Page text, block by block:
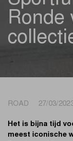
Ronde
ROAD 27/03/
Het is bijna tijd
meest iconische